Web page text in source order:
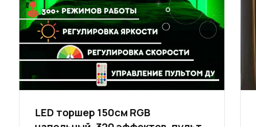
LED торшер 150см RGB